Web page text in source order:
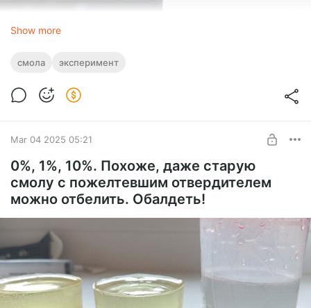
Show more
смола эксперимент
Mar 04 2025 05:21
0%, 1%, 10%. Похоже, даже старую
смолу с пожелтевшим отвердителем
можно отбелить. Обалдеть!